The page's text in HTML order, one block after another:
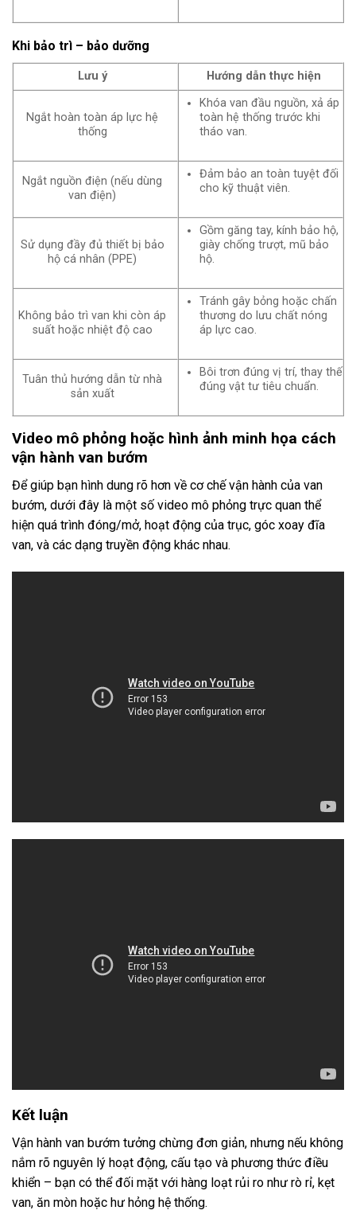
Khi bảo trì – bảo dưỡng
Lưu ý Hướng dẫn thực hiện
Ngắt hoàn toàn áp lực hệ
thống
Khóa van đầu nguồn, xả áp
toàn hệ thống trước khi
tháo van.
Ngắt nguồn điện (nếu dùng
van điện)
Đảm bảo an toàn tuyệt đối
cho kỹ thuật viên.
Sử dụng đầy đủ thiết bị bảo
hộ cá nhân (PPE)
Gồm găng tay, kính bảo hộ,
giày chống trượt, mũ bảo
hộ.
Không bảo trì van khi còn áp
suất hoặc nhiệt độ cao
Tránh gây bỏng hoặc chấn
thương do lưu chất nóng
áp lực cao.
Tuân thủ hướng dẫn từ nhà
sản xuất
Bôi trơn đúng vị trí, thay thế
đúng vật tư tiêu chuẩn.
Video mô phỏng hoặc hình ảnh minh họa cách
vận hành van bướm
Để giúp bạn hình dung rõ hơn về cơ chế vận hành của van
bướm, dưới đây là một số video mô phỏng trực quan thể
hiện quá trình đóng/mở, hoạt động của trục, góc xoay đĩa
van, và các dạng truyền động khác nhau.
Kết luận
Vận hành van bướm tưởng chừng đơn giản, nhưng nếu không
nắm rõ nguyên lý hoạt động, cấu tạo và phương thức điều
khiển – bạn có thể đối mặt với hàng loạt rủi ro như rò rỉ, kẹt
van, ăn mòn hoặc hư hỏng hệ thống.